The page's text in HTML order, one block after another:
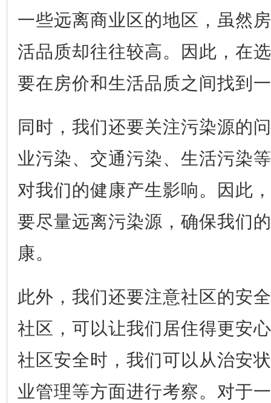
一些远离商业区的地区，虽然
活品质却往往较高。因此，在
要在房价和生活品质之间找到
同时，我们还要关注污染源的
业污染、交通污染、生活污染
对我们的健康产生影响。因此
要尽量远离污染源，确保我们
康。
此外，我们还要注意社区的安
社区，可以让我们居住得更安
社区安全时，我们可以从治安
业管理等方面进行考察。对于